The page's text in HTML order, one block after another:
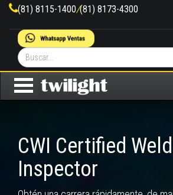
(81) 8115-1400/(81) 8173-4300
CWI Certified
Inspector